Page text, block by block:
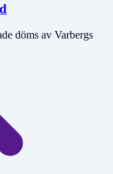
döms av Varbergs